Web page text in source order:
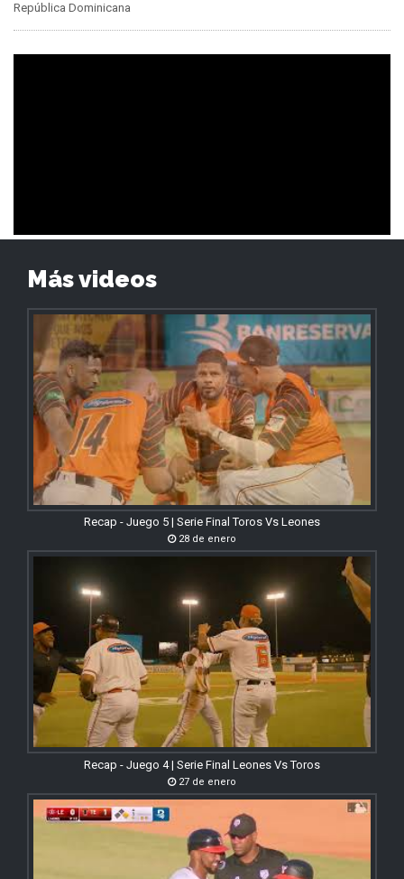
República Dominicana
Más videos
Recap - Juego 5 | Serie Final Toros Vs Leones
28 de enero
Recap - Juego 4 | Serie Final Leones Vs Toros
27 de enero